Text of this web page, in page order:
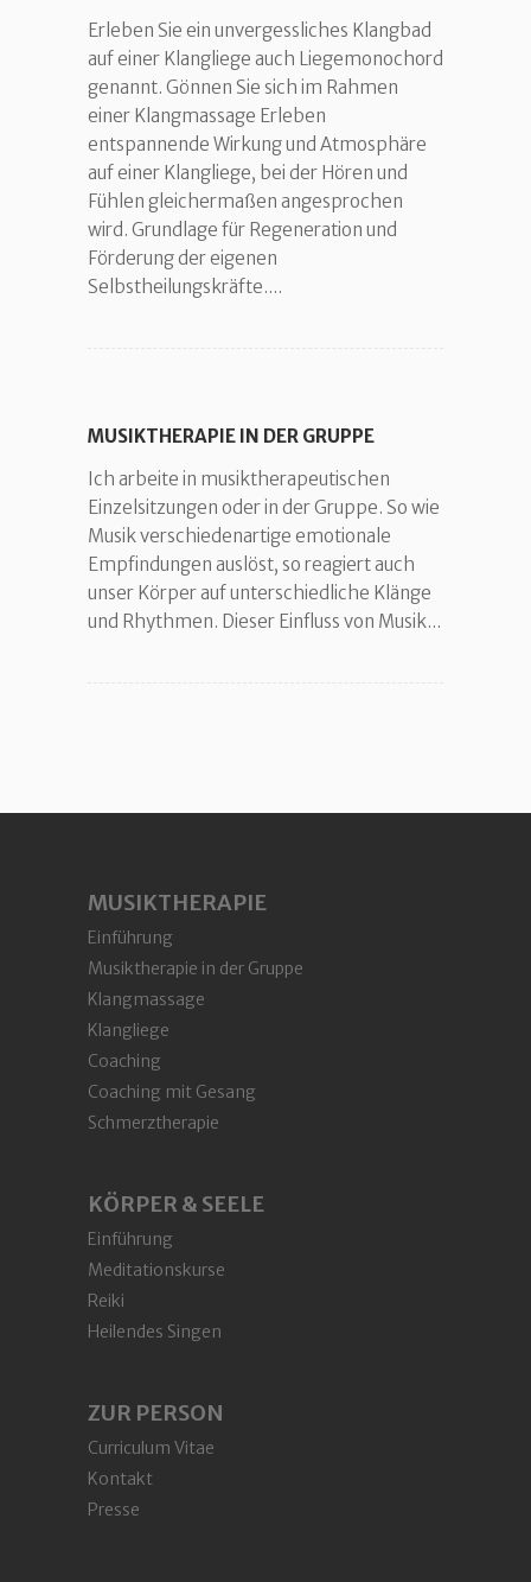
Erleben Sie ein unvergessliches Klangbad
auf einer Klangliege auch Liegemonochord
genannt. Gönnen Sie sich im Rahmen
einer Klangmassage Erleben
entspannende Wirkung und Atmosphäre
auf einer Klangliege, bei der Hören und
Fühlen gleichermaßen angesprochen
wird. Grundlage für Regeneration und
Förderung der eigenen
Selbstheilungskräfte....
MUSIKTHERAPIE IN DER GRUPPE
Ich arbeite in musiktherapeutischen
Einzelsitzungen oder in der Gruppe. So wie
Musik verschiedenartige emotionale
Empfindungen auslöst, so reagiert auch
unser Körper auf unterschiedliche Klänge
und Rhythmen. Dieser Einfluss von Musik...
MUSIKTHERAPIE
Einführung
Musiktherapie in der Gruppe
Klangmassage
Klangliege
Coaching
Coaching mit Gesang
Schmerztherapie
KÖRPER & SEELE
Einführung
Meditationskurse
Reiki
Heilendes Singen
ZUR PERSON
Curriculum Vitae
Kontakt
Presse